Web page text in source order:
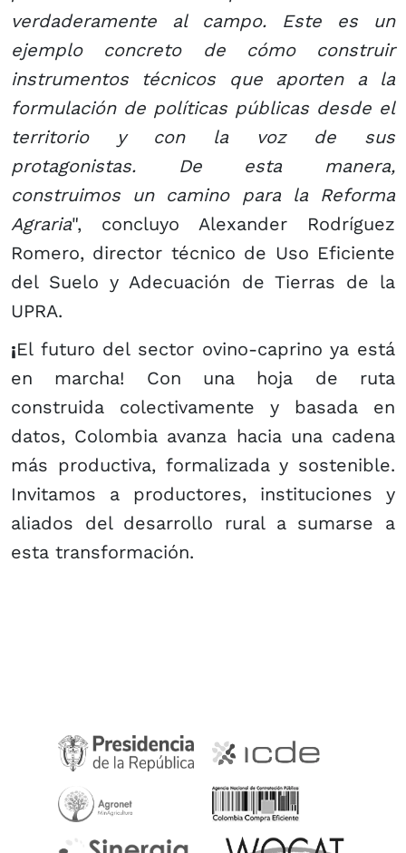
verdaderamente al campo. Este es un
ejemplo concreto de cómo construir
instrumentos técnicos que aporten a la
formulación de políticas públicas desde el
territorio y con la voz de sus
protagonistas. De esta manera,
construimos un camino para la Reforma
Agraria", concluyo Alexander Rodríguez
Romero, director técnico de Uso Eficiente
del Suelo y Adecuación de Tierras de la
UPRA.
¡El futuro del sector ovino-caprino ya está
en marcha! Con una hoja de ruta
construida colectivamente y basada en
datos, Colombia avanza hacia una cadena
más productiva, formalizada y sostenible.
Invitamos a productores, instituciones y
aliados del desarrollo rural a sumarse a
esta transformación.